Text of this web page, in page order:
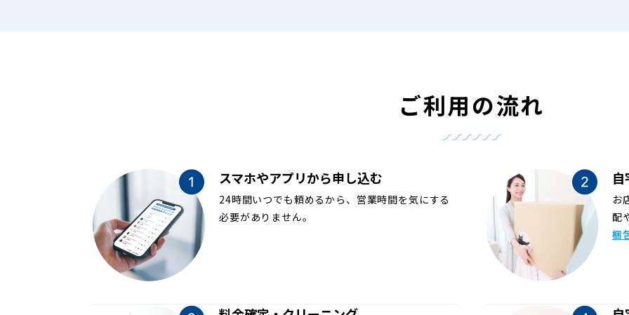
ご利用の流れ
スマホやアプリから申し込む
24時間いつでも頼めるから、営業時間を気にする
必要がありません。
お
配
梱